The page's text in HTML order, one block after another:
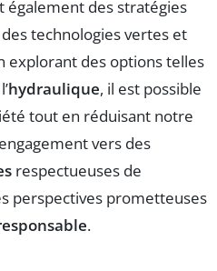
également des stratégies
des technologies vertes et
explorant des options telles
hydraulique, il est possible
tout en réduisant notre
vers des
respectueuses de
perspectives prometteuses
.